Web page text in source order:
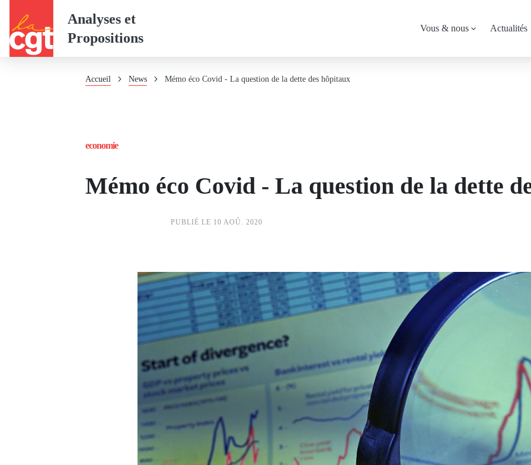
contenu
Analyses et
Propositions
Menu
principal
Vous & nous Actualités
Accueil News Mémo éco Covid - La question de la dette des hôpitaux
economie
Mémo éco Covid - La question de la dette
PUBLIÉ LE 10 AOÛ. 2020
Image